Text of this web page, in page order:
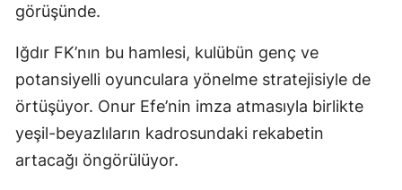
görüşünde.
Iğdır FK’nın bu hamlesi, kulübün genç ve
potansiyelli oyunculara yönelme stratejisiyle de
örtüşüyor. Onur Efe’nin imza atmasıyla birlikte
yeşil-beyazlıların kadrosundaki rekabetin
artacağı öngörülüyor.